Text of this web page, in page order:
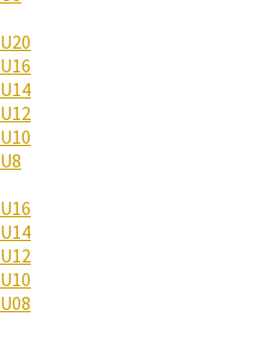
U20
U16
U14
U12
U10
U8
U16
U14
U12
U10
U08